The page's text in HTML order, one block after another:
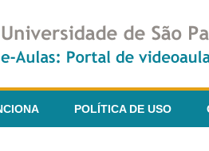
POLÍTICA DE USO